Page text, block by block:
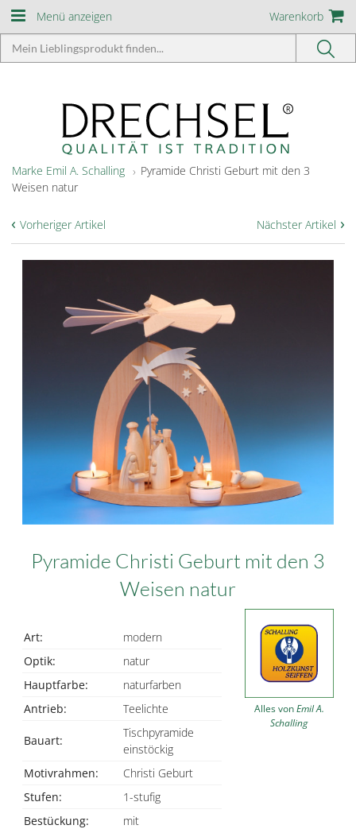
Menü anzeigen Warenkorb
Marke Emil A. Schalling
Pyramide Christi Geburt mit den 3
Weisen natur
Nächster Artikel ›
‹ Vorheriger Artikel
Pyramide Christi Geburt mit den 3
Weisen natur
Art:
modern
Optik:
natur
Hauptfarbe:
naturfarben
Antrieb:
Teelichte
Bauart:
Tischpyramide
einstöckig
Motivrahmen:
Christi Geburt
Stufen:
1-stufig
Bestückung:
mit
Alles vonEmil A.
Schalling